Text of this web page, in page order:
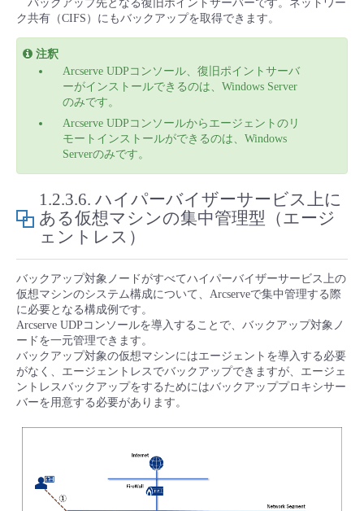
バックアップ先となる復旧ポイントサーバーです。ネットワー
ク共有（CIFS）にもバックアップを取得できます。
注釈
Arcserve UDPコンソール、復旧ポイントサーバ
ーがインストールできるのは、Windows Server
のみです。
Arcserve UDPコンソールからエージェントのリ
モートインストールができるのは、Windows
Serverのみです。
1.2.3.6. ハイパーバイザーサービス上に
ある仮想マシンの集中管理型（エージ
ェントレス）
バックアップ対象ノードがすべてハイパーバイザーサービス上の
仮想マシンのシステム構成について、Arcserveで集中管理する際
に必要となる構成例です。
Arcserve UDPコンソールを導入することで、バックアップ対象ノ
ードを一元管理できます。
バックアップ対象の仮想マシンにはエージェントを導入する必要
がなく、エージェントレスでバックアップできますが、エージェ
ントレスバックアップをするためにはバックアッププロキシサー
バーを用意する必要があります。